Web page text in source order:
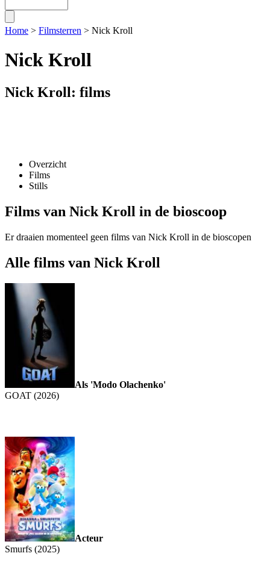
Home > Filmsterren > Nick Kroll
Nick Kroll
Nick Kroll: films
Overzicht
Films
Stills
Films van Nick Kroll in de bioscoop
Er draaien momenteel geen films van Nick Kroll in de bioscopen
Alle films van Nick Kroll
Als 'Modo Olachenko'
GOAT (2026)
Acteur
Smurfs (2025)